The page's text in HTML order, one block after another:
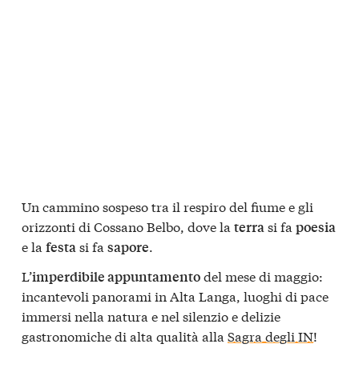
Un cammino sospeso tra il respiro del fiume e gli
orizzonti di Cossano Belbo, dove la terrasi fa poesia
e la festasi fa sapore.
L’imperdibile appuntamentodel mese di maggio:
incantevoli panorami in Alta Langa, luoghi di pace
immersi nella natura e nel silenzio e delizie
gastronomiche di alta qualità alla Sagra degli IN!